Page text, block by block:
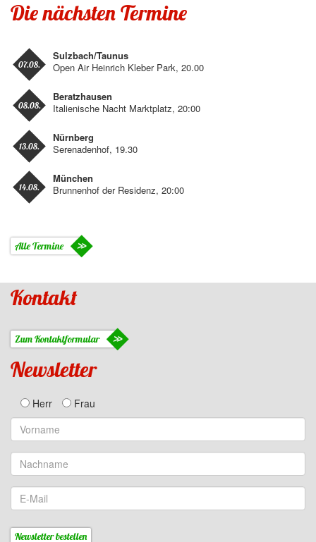
Die nächsten Termine
Sulzbach/Taunus
Open Air Heinrich Kleber Park, 20.00
07.08.
Beratzhausen
Italienische Nacht Marktplatz, 20:00
08.08.
Nürnberg
Serenadenhof, 19.30
13.08.
München
Brunnenhof der Residenz, 20:00
14.08.
Alle Termine
Kontakt
Zum Kontaktformular
Newsletter
Herr Frau